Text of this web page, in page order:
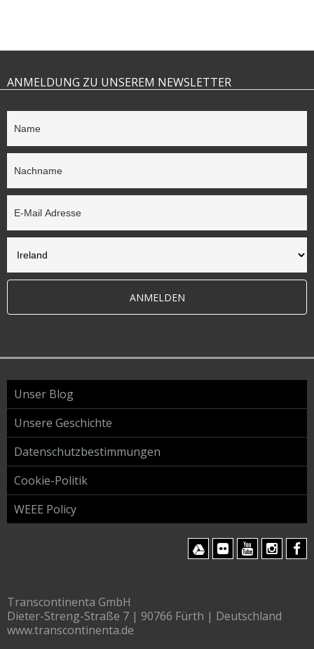
ANMELDUNG ZU UNSEREM NEWSLETTER
ANMELDEN
Unser Blog
Unsere Geschichte
Datenschutzbestimmungen
Cookie-Politik
WEEE Policy
Transcontinenta GmbH
Dieter-Streng-Straße 7 | 90766 Fürth | Deutschland
www.transcontinenta.de